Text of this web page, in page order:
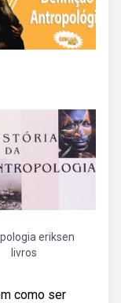
eriksen
livros
como ser